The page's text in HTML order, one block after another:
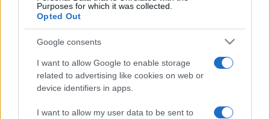
Purposes for which it was collected.
Opted Out
Google consents
I want to allow Google to enable storage
related to advertising like cookies on web or
device identifiers in apps.
I want to allow my user data to be sent to
A bemutatót őszre tervezik, Kassán. Az előadás részleteiről
mindannyian kétnyelvűek legyenek. Kassai magyarok,
Szlovákiában, illetve Magyarországon élő külföldiek, olyanok,